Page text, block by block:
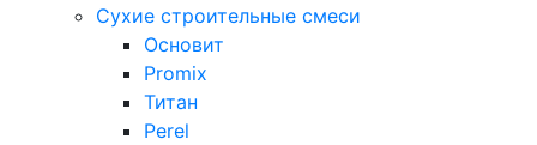
Сухие строительные смеси
Основит
Promix
Титан
Perel